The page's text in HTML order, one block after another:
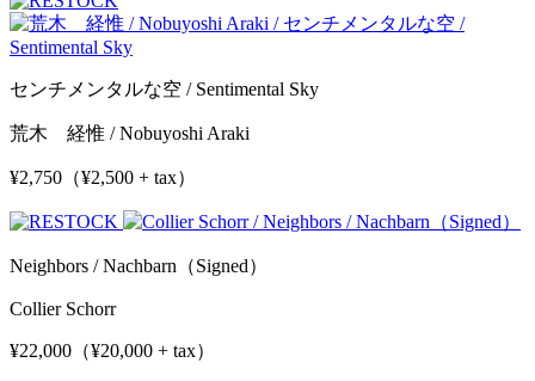
センチメンタルな空 / Sentimental Sky
荒木 経惟 / Nobuyoshi Araki
¥2,750（¥2,500 + tax）
Neighbors / Nachbarn（Signed）
Collier Schorr
¥22,000（¥20,000 + tax）